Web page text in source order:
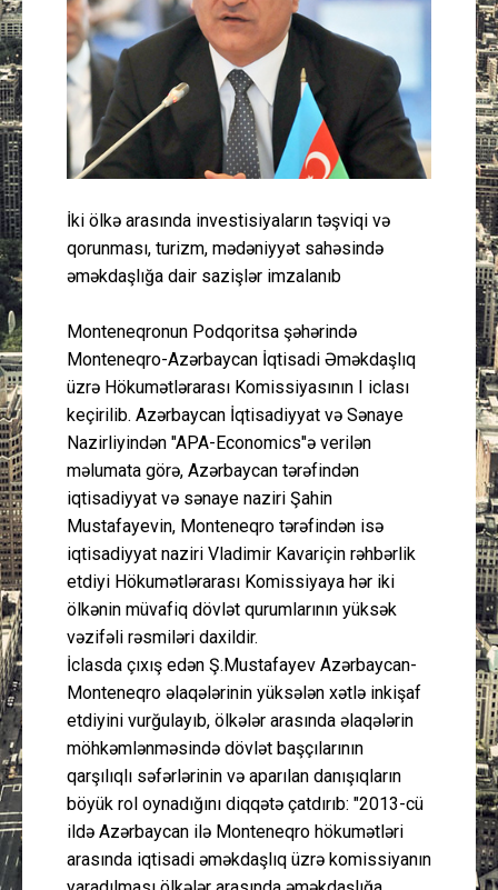
İdman
Layihə
Gündəm
Peşə etikası
Əlaqə
İki ölkə arasında investisiyaların təşviqi və
qorunması, turizm, mədəniyyət sahəsində
əməkdaşlığa dair sazişlər imzalanıb
Monteneqronun Podqoritsa şəhərində
Monteneqro-Azərbaycan İqtisadi Əməkdaşlıq
üzrə Hökumətlərarası Komissiyasının I iclası
keçirilib. Azərbaycan İqtisadiyyat və Sənaye
Nazirliyindən "APA-Economics"ə verilən
məlumata görə, Azərbaycan tərəfindən
iqtisadiyyat və sənaye naziri Şahin
Mustafayevin, Monteneqro tərəfindən isə
iqtisadiyyat naziri Vladimir Kavariçin rəhbərlik
etdiyi Hökumətlərarası Komissiyaya hər iki
ölkənin müvafiq dövlət qurumlarının yüksək
vəzifəli rəsmiləri daxildir.
İclasda çıxış edən Ş.Mustafayev Azərbaycan-
Monteneqro əlaqələrinin yüksələn xətlə inkişaf
etdiyini vurğulayıb, ölkələr arasında əlaqələrin
möhkəmlənməsində dövlət başçılarının
qarşılıqlı səfərlərinin və aparılan danışıqların
böyük rol oynadığını diqqətə çatdırıb: "2013-cü
ildə Azərbaycan ilə Monteneqro hökumətləri
arasında iqtisadi əməkdaşlıq üzrə komissiyanın